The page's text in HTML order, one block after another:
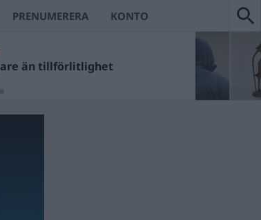
PRENUMERERA KONTO
än tillförlitlighet